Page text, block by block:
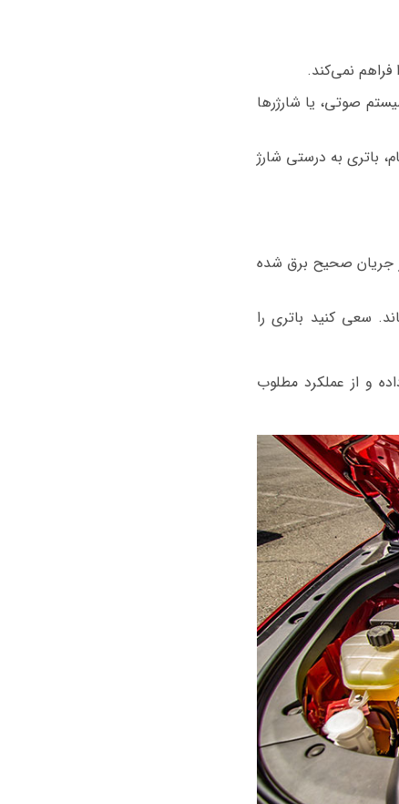
فراهم نمی‌کند.
صوتی، یا شارژرها
باتری به درستی شارژ
جریان صحیح برق شده
سعی کنید باتری را
و از عملکرد مطلوب